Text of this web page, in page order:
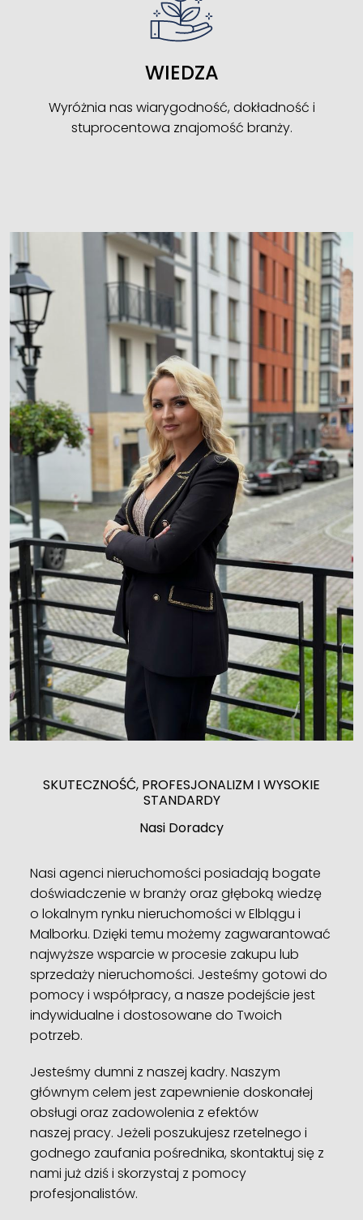
WIEDZA
Wyróżnia nas wiarygodność, dokładność i
stuprocentowa znajomość branży.
SKUTECZNOŚĆ, PROFESJONALIZM I WYSOKIE
STANDARDY
Nasi Doradcy
Nasi agenci nieruchomości posiadają bogate
doświadczenie w branży oraz głęboką wiedzę
o lokalnym rynku nieruchomości w Elblągu i
Malborku. Dzięki temu możemy zagwarantować
najwyższe wsparcie w procesie zakupu lub
sprzedaży nieruchomości. Jesteśmy gotowi do
pomocy i współpracy, a nasze podejście jest
indywidualne i dostosowane do Twoich
potrzeb.
Jesteśmy dumni z naszej kadry. Naszym
głównym celem jest zapewnienie doskonałej
obsługi oraz zadowolenia z efektów
naszej pracy. Jeżeli poszukujesz rzetelnego i
godnego zaufania pośrednika, skontaktuj się z
nami już dziś i skorzystaj z pomocy
profesjonalistów.